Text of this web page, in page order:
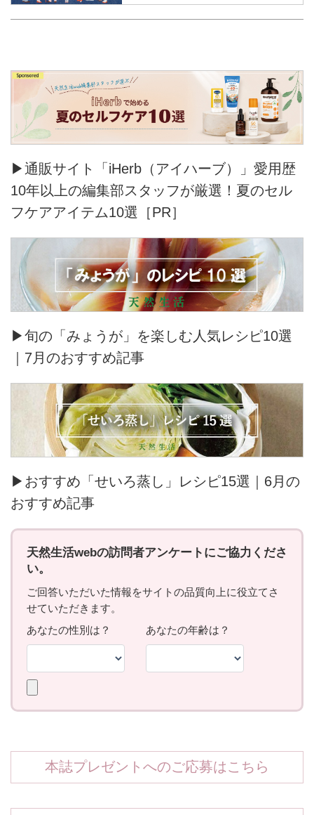
▶通販サイト「iHerb（アイハーブ）」愛用歴
10年以上の編集部スタッフが厳選！夏のセル
フケアアイテム10選［PR］
▶旬の「みょうが」を楽しむ人気レシピ10選
｜7月のおすすめ記事
▶おすすめ「せいろ蒸し」レシピ15選｜6月の
おすすめ記事
本誌プレゼントへのご応募はこちら